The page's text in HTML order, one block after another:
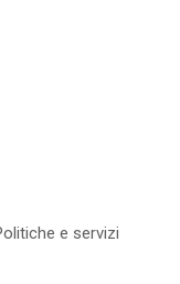
e servizi